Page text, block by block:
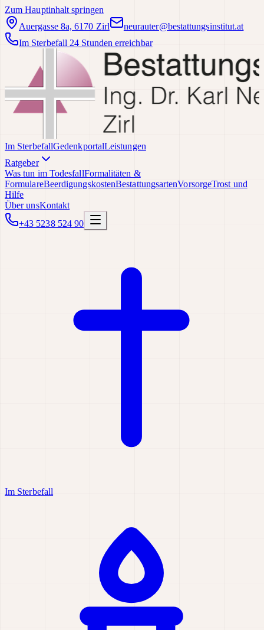
Zum Hauptinhalt springen
Auergasse 8a, 6170 Zirl
neurauter@bestattungsinstitut.at
Im Sterbefall 24 Stunden erreichbar
Im SterbefallGedenkportalLeistungen
Ratgeber
Was tun im TodesfallFormalitäten &
FormulareBeerdigungskostenBestattungsartenVorsorgeTrost und
Hilfe
Über unsKontakt
+43 5238 524 90
Im Sterbefall